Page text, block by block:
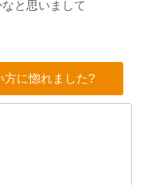
と思いまして
方に惚れました?